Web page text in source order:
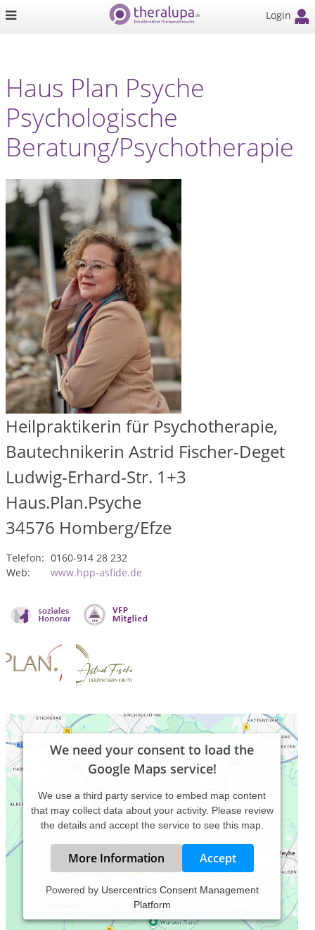
Login
Haus Plan Psyche
Psychologische
Beratung/Psychotherapie
Heilpraktikerin für Psychotherapie,
Bautechnikerin Astrid Fischer-Deget
Ludwig-Erhard-Str. 1+3
Haus.Plan.Psyche
34576 Homberg/Efze
Telefon: 0160-914 28 232
Web:
www.hpp-asfide.de
We need your consent to load the
Google Maps service!
We use a third party service to embed map content
that may collect data about your activity. Please review
the details and accept the service to see this map.
More Information Accept
Powered by Usercentrics Consent Management
Platform
Achtsames Gespräch, Empathischer Austausch, Neuer
Impuls, Eigener Weg